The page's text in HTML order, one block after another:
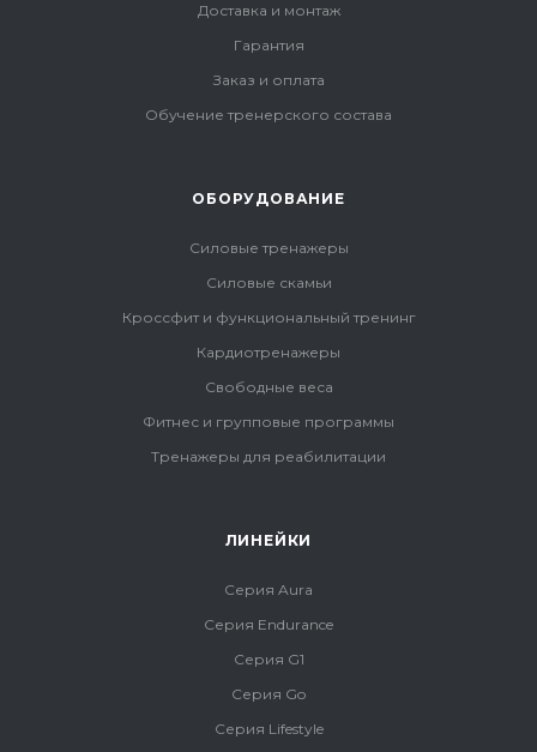
Доставка и монтаж
Гарантия
Заказ и оплата
Обучение тренерского состава
ОБОРУДОВАНИЕ
Силовые тренажеры
Силовые скамьи
Кроссфит и функциональный тренинг
Кардиотренажеры
Свободные веса
Фитнес и групповые программы
Тренажеры для реабилитации
ЛИНЕЙКИ
Серия Aura
Серия Endurance
Серия G1
Серия Go
Серия Lifestyle